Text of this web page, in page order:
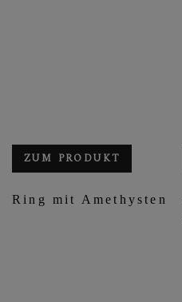
ZUM PRODUKT
Ring mit Amethysten